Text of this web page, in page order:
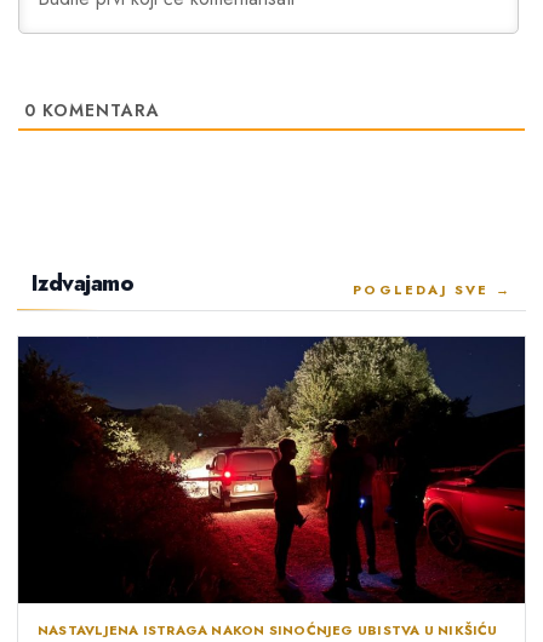
0 KOMENTARA
Izdvajamo POGLEDAJ SVE →
NASTAVLJENA ISTRAGA NAKON SINOĆNJEG UBISTVA U NIKŠIĆU